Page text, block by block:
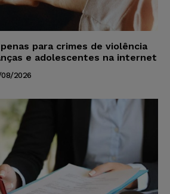
para crimes de violência
e adolescentes na internet
08/2026